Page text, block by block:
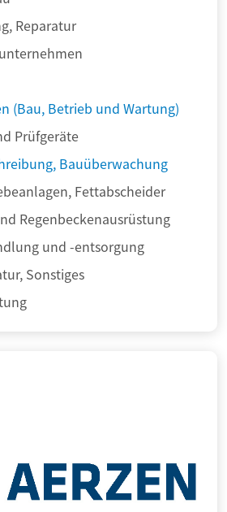
Reparatur
(Bau, Betrieb und Wartung)
Prüfgeräte
Bauüberwachung
Fettabscheider
Regenbeckenausrüstung
und -entsorgung
Sonstiges